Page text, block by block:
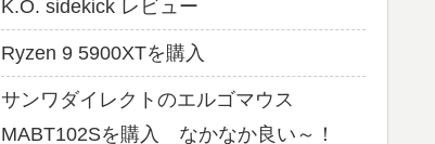
K.O. sidekick レビュー
Ryzen 9 5900XTを購入
サンワダイレクトのエルゴマウス
MABT102Sを購入 なかなか良い～！